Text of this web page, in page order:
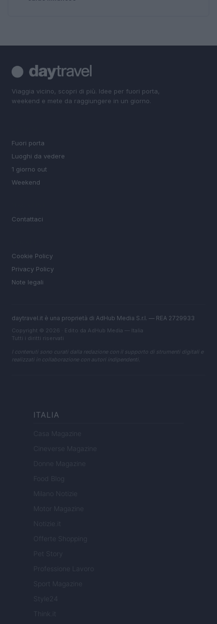
Viaggia vicino, scopri di più. Idee per fuori porta,
weekend e mete da raggiungere in un giorno.
Fuori porta
Luoghi da vedere
1 giorno out
Weekend
Contattaci
Cookie Policy
Privacy Policy
Note legali
daytravel.it è una proprietà di AdHub Media S.r.l. — REA 2729933
Copyright © 2026 · Edito da AdHub Media — Italia
Tutti i diritti riservati
I contenuti sono curati dalla redazione con il supporto di strumenti digitali e
realizzati in collaborazione con autori indipendenti.
ITALIA
Casa Magazine
Cineverse Magazine
Donne Magazine
Food Blog
Milano Notizie
Motor Magazine
Notizie.it
Offerte Shopping
Pet Story
Professione Lavoro
Sport Magazine
Style24
Think.it